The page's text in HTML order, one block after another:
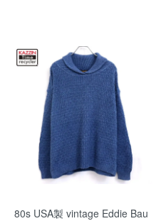
80s USA製 vintage Eddie Bau